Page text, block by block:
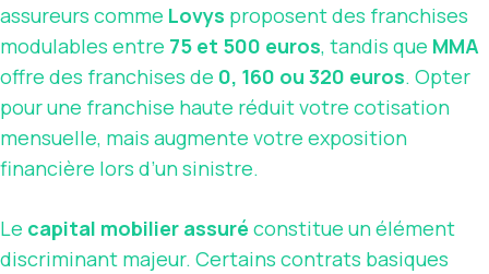
assureurs comme Lovys proposent des franchises
modulables entre 75 et 500 euros, tandis que MMA
offre des franchises de 0, 160 ou 320 euros. Opter
pour une franchise haute réduit votre cotisation
mensuelle, mais augmente votre exposition
financière lors d’un sinistre.
Le capital mobilier assuré constitue un élément
discriminant majeur. Certains contrats basiques